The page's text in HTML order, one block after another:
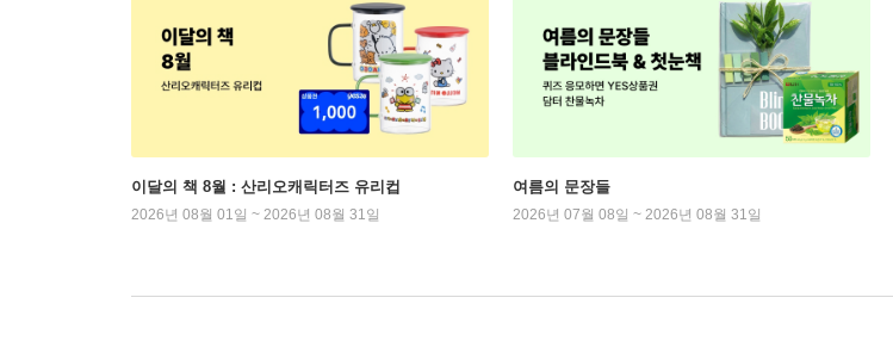
이달의 책 8월 : 산리오캐릭터즈 유리컵
2026년 08월 01일 ~ 2026년 08월 31일
여름의 문장들
2026년 07월 08일 ~ 2026년 08월 31일